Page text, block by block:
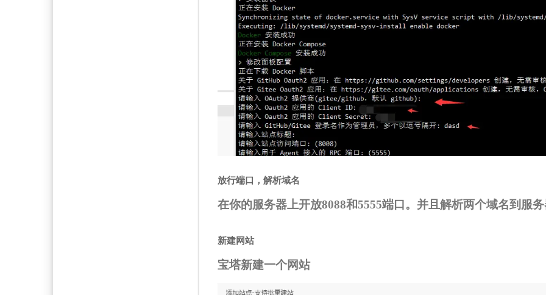
放行端口，解析域名
在你的服务器上开放8088和5555端口。并且解析两个域名到服
新建网站
宝塔新建一个网站